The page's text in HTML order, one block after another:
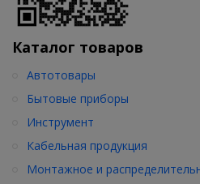
Каталог товаров
Автотовары
Бытовые приборы
Инструмент
Кабельная продукция
Монтажное и